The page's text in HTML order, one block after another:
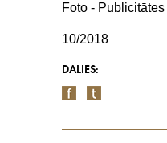
Foto -
10/2018
DALIES: